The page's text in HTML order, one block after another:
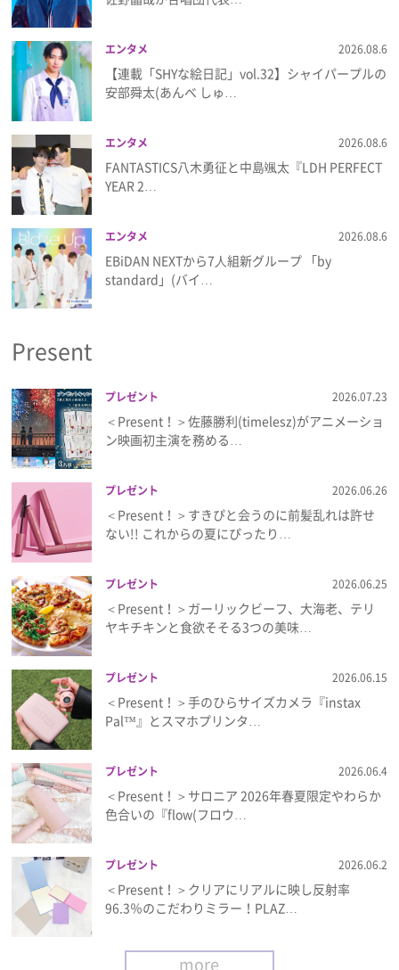
エンタメ 2026.08.6
【連載「SHYな絵日記」vol.32】シャイパープルの
安部舜太(あんべ しゅ…
エンタメ 2026.08.6
FANTASTICS八木勇征と中島颯太『LDH PERFECT
YEAR 2…
エンタメ 2026.08.6
EBiDAN NEXTから7⼈組新グループ 「by
standard」(バイ…
Present
プレゼント 2026.07.23
＜Present！＞佐藤勝利(timelesz)がアニメーショ
ン映画初主演を務める…
プレゼント 2026.06.26
＜Present！＞すきぴと会うのに前髪乱れは許せ
ない!! これからの夏にぴったり…
プレゼント 2026.06.25
＜Present！＞ガーリックビーフ、大海老、テリ
ヤキチキンと食欲そそる3つの美味…
プレゼント 2026.06.15
＜Present！＞手のひらサイズカメラ『instax
Pal™』とスマホプリンタ…
プレゼント 2026.06.4
＜Present！＞サロニア 2026年春夏限定やわらか
色合いの『flow(フロウ…
プレゼント 2026.06.2
＜Present！＞クリアにリアルに映し反射率
96.3％のこだわりミラー！PLAZ…
more